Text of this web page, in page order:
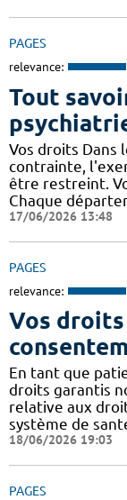
PAGES
relevance:
Tout
Vos droits Dans
contrainte,
être restreint.
Chaque
17/06/2026 13:48
PAGES
relevance:
Vos droits
En tant que
droits garantis
relative aux
système de
18/06/2026 19:03
PAGES